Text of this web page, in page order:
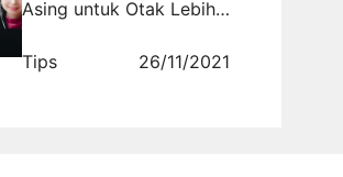
Asing untuk Otak Lebih
Tips
26/11/2021